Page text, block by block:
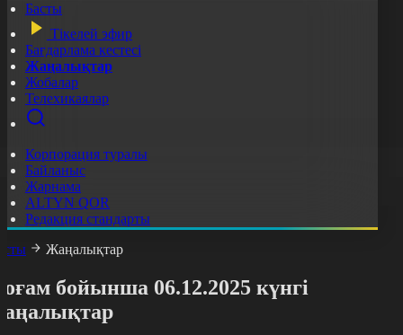
Басты
Тікелей эфир
Бағдарлама кестесі
Жаңалықтар
Жобалар
Телехикаялар
Корпорация туралы
Байланыс
Жарнама
ALTYN QOR
Редакция стандарты
Жаңалықтар
бойынша 06.12.2025 күнгі